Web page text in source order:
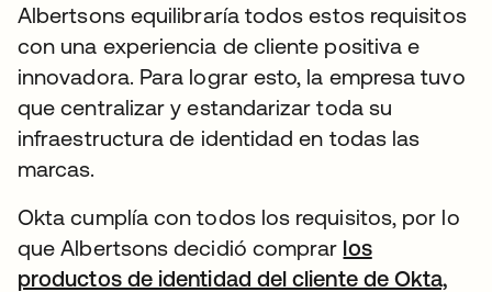
Albertsons equilibraría todos estos requisitos
con una experiencia de cliente positiva e
innovadora. Para lograr esto, la empresa tuvo
que centralizar y estandarizar toda su
infraestructura de identidad en todas las
marcas.
Okta cumplía con todos los requisitos, por lo
que Albertsons decidió comprar los
productos de identidad del cliente de Okta,